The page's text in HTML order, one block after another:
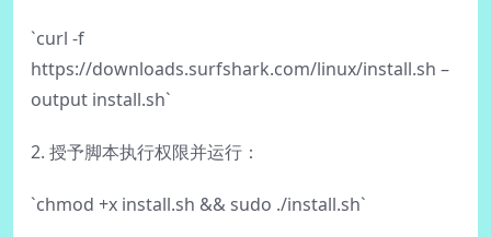
`curl -f
https://downloads.surfshark.com/linux/install.sh –
output install.sh`
2. 授予脚本执行权限并运行：
`chmod +x install.sh && sudo ./install.sh`